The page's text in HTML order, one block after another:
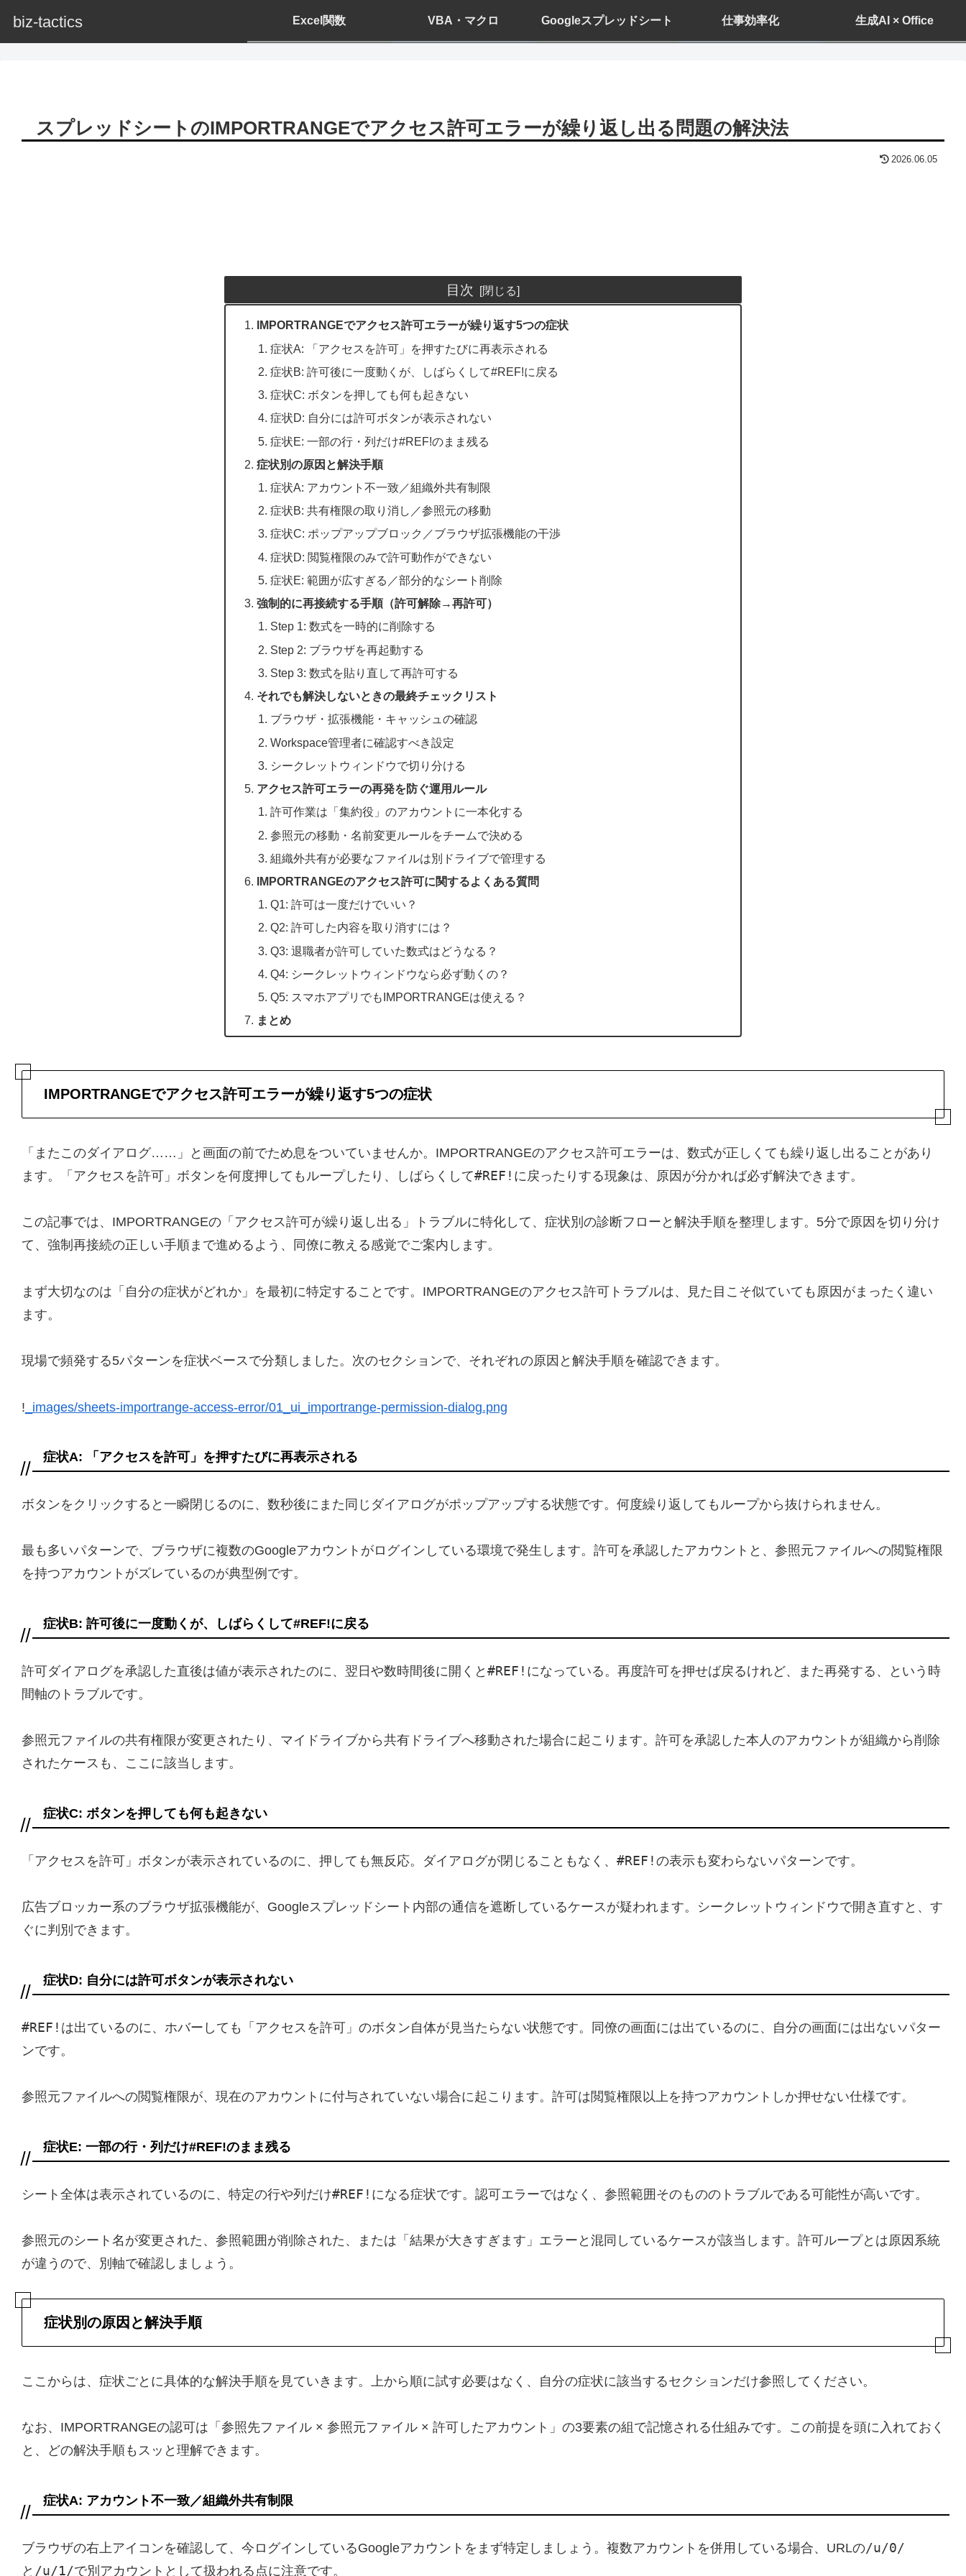
biz-tactics Excel関数 VBA・マクロ Googleスプレッドシート 仕事効率化 生成AI × Office
スプレッドシートのIMPORTRANGEでアクセス許可エラーが繰り返し出る問題の解決法
2026.06.05
目次
IMPORTRANGEでアクセス許可エラーが繰り返す5つの症状
症状A: 「アクセスを許可」を押すたびに再表示される
症状B: 許可後に一度動くが、しばらくして#REF!に戻る
症状C: ボタンを押しても何も起きない
症状D: 自分には許可ボタンが表示されない
症状E: 一部の行・列だけ#REF!のまま残る
症状別の原因と解決手順
症状A: アカウント不一致／組織外共有制限
症状B: 共有権限の取り消し／参照元の移動
症状C: ポップアップブロック／ブラウザ拡張機能の干渉
症状D: 閲覧権限のみで許可動作ができない
症状E: 範囲が広すぎる／部分的なシート削除
強制的に再接続する手順（許可解除→再許可）
Step 1: 数式を一時的に削除する
Step 2: ブラウザを再起動する
Step 3: 数式を貼り直して再許可する
それでも解決しないときの最終チェックリスト
ブラウザ・拡張機能・キャッシュの確認
Workspace管理者に確認すべき設定
シークレットウィンドウで切り分ける
アクセス許可エラーの再発を防ぐ運用ルール
許可作業は「集約役」のアカウントに一本化する
参照元の移動・名前変更ルールをチームで決める
組織外共有が必要なファイルは別ドライブで管理する
IMPORTRANGEのアクセス許可に関するよくある質問
Q1: 許可は一度だけでいい？
Q2: 許可した内容を取り消すには？
Q3: 退職者が許可していた数式はどうなる？
Q4: シークレットウィンドウなら必ず動くの？
Q5: スマホアプリでもIMPORTRANGEは使える？
まとめ
IMPORTRANGEでアクセス許可エラーが繰り返す5つの症状
「またこのダイアログ……」と画面の前でため息をついていませんか。IMPORTRANGEのアクセス許可エラーは、数式が正しくても繰り返し出ることがあり
ます。「アクセスを許可」ボタンを何度押してもループしたり、しばらくして#REF! に戻ったりする現象は、原因が分かれば必ず解決できます。
この記事では、IMPORTRANGEの「アクセス許可が繰り返し出る」トラブルに特化して、症状別の診断フローと解決手順を整理します。5分で原因を切り分け
て、強制再接続の正しい手順まで進めるよう、同僚に教える感覚でご案内します。
まず大切なのは「自分の症状がどれか」を最初に特定することです。IMPORTRANGEのアクセス許可トラブルは、見た目こそ似ていても原因がまったく違い
ます。
現場で頻発する5パターンを症状ベースで分類しました。次のセクションで、それぞれの原因と解決手順を確認できます。
! _images/sheets-importrange-access-error/01_ui_importrange-permission-dialog.png
症状A: 「アクセスを許可」を押すたびに再表示される
ボタンをクリックすると一瞬閉じるのに、数秒後にまた同じダイアログがポップアップする状態です。何度繰り返してもループから抜けられません。
最も多いパターンで、ブラウザに複数のGoogleアカウントがログインしている環境で発生します。許可を承認したアカウントと、参照元ファイルへの閲覧権限
を持つアカウントがズレているのが典型例です。
症状B: 許可後に一度動くが、しばらくして#REF!に戻る
許可ダイアログを承認した直後は値が表示されたのに、翌日や数時間後に開くと #REF! になっている。再度許可を押せば戻るけれど、また再発する、という時
間軸のトラブルです。
参照元ファイルの共有権限が変更されたり、マイドライブから共有ドライブへ移動された場合に起こります。許可を承認した本人のアカウントが組織から削除
されたケースも、ここに該当します。
症状C: ボタンを押しても何も起きない
「アクセスを許可」ボタンが表示されているのに、押しても無反応。ダイアログが閉じることもなく、 #REF! の表示も変わらないパターンです。
広告ブロッカー系のブラウザ拡張機能が、Googleスプレッドシート内部の通信を遮断しているケースが疑われます。シークレットウィンドウで開き直すと、す
ぐに判別できます。
症状D: 自分には許可ボタンが表示されない
#REF! は出ているのに、ホバーしても「アクセスを許可」のボタン自体が見当たらない状態です。同僚の画面には出ているのに、自分の画面には出ないパター
ンです。
参照元ファイルへの閲覧権限が、現在のアカウントに付与されていない場合に起こります。許可は閲覧権限以上を持つアカウントしか押せない仕様です。
症状E: 一部の行・列だけ#REF!のまま残る
シート全体は表示されているのに、特定の行や列だけ#REF! になる症状です。認可エラーではなく、参照範囲そのもののトラブルである可能性が高いです。
参照元のシート名が変更された、参照範囲が削除された、または「結果が大きすぎます」エラーと混同しているケースが該当します。許可ループとは原因系統
が違うので、別軸で確認しましょう。
症状別の原因と解決手順
ここからは、症状ごとに具体的な解決手順を見ていきます。上から順に試す必要はなく、自分の症状に該当するセクションだけ参照してください。
なお、IMPORTRANGEの認可は「参照先ファイル × 参照元ファイル × 許可したアカウント」の3要素の組で記憶される仕組みです。この前提を頭に入れておく
と、どの解決手順もスッと理解できます。
症状A: アカウント不一致／組織外共有制限
ブラウザの右上アイコンを確認して、今ログインしているGoogleアカウントをまず特定しましょう。複数アカウントを併用している場合、URLの/u/0/
と /u/1/で別アカウントとして扱われる点に注意です。